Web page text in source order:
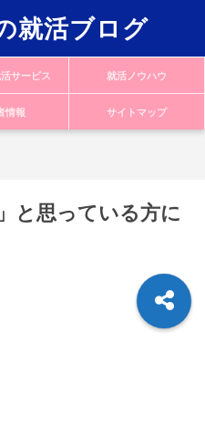
就活ブログ
サービス 就活ノウハウ
情報 サイトマップ
と思っている方に